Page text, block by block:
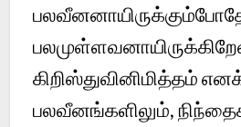
கிறிஸ்துவினிமித்தம்
பலவீனங்களிலும்,